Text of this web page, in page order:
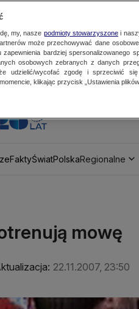
FaktyŚwiatPolskaRegionalne
mowę
22.11.2007, 23:50
my, nasze podmioty stowarzyszonei
może przechowywać dane
bardziej spersonalizowanego
osobowych zebranych z danych
udzielić/wycofać zgodę i sprzeciwić
klikając przycisk „Ustawienia